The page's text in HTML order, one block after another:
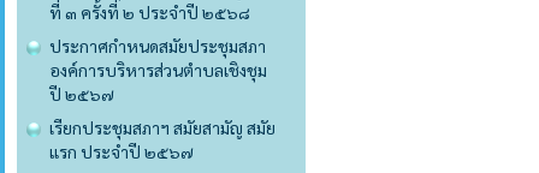
ที่ ๓ ครั้งที่ ๒ ประจำปี ๒๕๖๘
ประกาศกำหนดสมัยประชุมสภา
องค์การบริหารส่วนตำบลเชิงชุม
ปี ๒๕๖๗
เรียกประชุมสภาฯ สมัยสามัญ สมัย
แรก ประจำปี ๒๕๖๗